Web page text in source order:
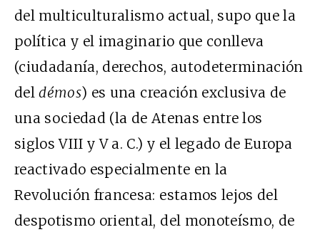
del multiculturalismo actual, supo que la
política y el imaginario que conlleva
(ciudadanía, derechos, autodeterminación
deldémos) es una creación exclusiva de
una sociedad (la de Atenas entre los
siglos VIII y V a. C.) y el legado de Europa
reactivado especialmente en la
Revolución francesa: estamos lejos del
despotismo oriental, del monoteísmo, de